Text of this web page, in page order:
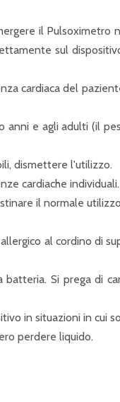
il Pulsoximetro
sul
cardiaca del
e agli adulti (il
dismettere l'utilizzo.
cardiache individuali.
il normale
al cordino di
Si prega di
in situazioni in cui
perdere liquido.